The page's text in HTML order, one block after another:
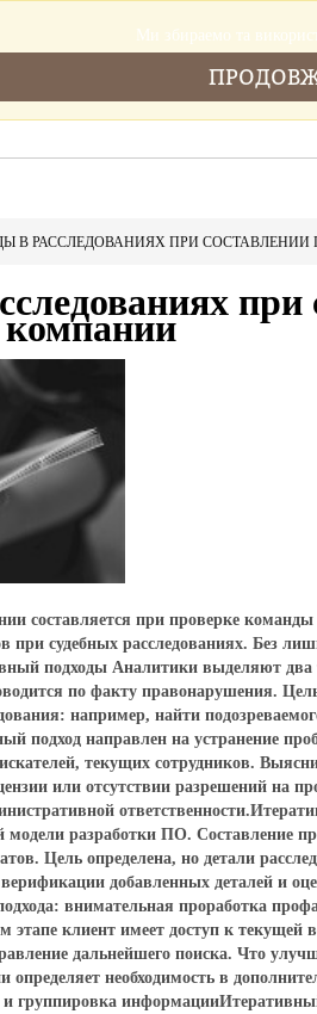
Головна
В РАССЛЕДОВАНИЯХ ПРИ
компании
составляется при проверке команды
при судебных расследованиях. Без
подходы Аналитики выделяют два
по факту правонарушения.
например, найти
подход направлен на устранение
текущих сотрудников.
или отсутствии разрешений на
модели разработки ПО. Составление
Цель определена, но детали
добавленных деталей и
внимательная проработка
клиент имеет доступ к текущей
дальнейшего поиска. Что
определяет необходимость в
группировка
Ми збираемо та